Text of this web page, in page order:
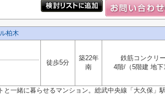
柏木
徒歩5分
築22年
南
鉄筋コンクリ
4階/（5階建 地下
一緒に暮らせるマンション。総武中央線「大久保」